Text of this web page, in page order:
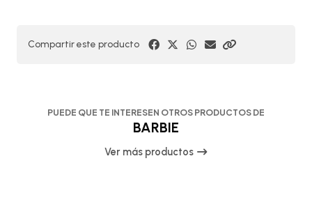
Compartir este producto
PUEDE QUE TE INTERESEN OTROS PRODUCTOS DE
BARBIE
Ver más productos